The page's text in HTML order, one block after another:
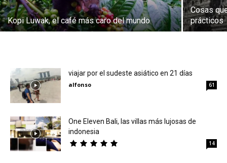
Kopi Luwak, el café más caro del mundo
Cosas
prácticos
viajar por el sudeste asiático en 21 días
alfonso 61
One Eleven Bali, las villas más lujosas de
indonesia
14